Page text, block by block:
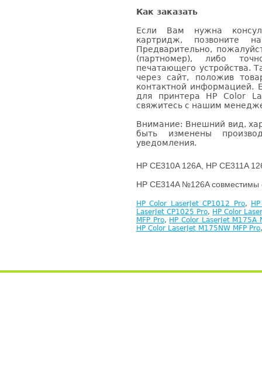
Как заказать
Если Вам нужна
картридж, позвоните
Предварительно,
(партномер), либо
печатающего устройства.
через сайт, положив
контактной информацией.
для принтера HP Color
свяжитесь с нашим
Внимание: Внешний вид,
быть изменены
уведомления.
HP CE310A 126A, HP CE311A
HP CE314A №126A совместимы
HP Color LaserJet CP1012 Pro,
LaserJet CP1025 Pro, HP Color
MFP Pro, HP Color LaserJet M175A
HP Color LaserJet M175NW MFP Pro